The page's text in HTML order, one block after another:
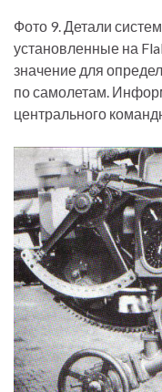
Фото 9. Детали
установленные на
значение для
по самолетам.
центрального